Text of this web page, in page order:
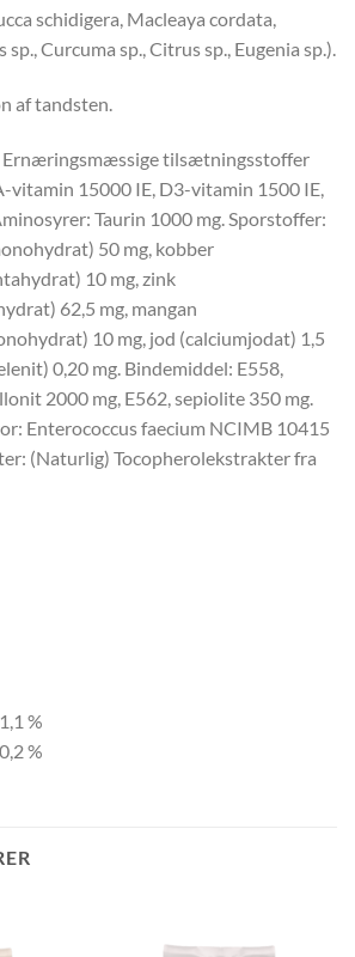
schidigera, Macleaya cordata,
sp., Curcuma sp., Citrus sp., Eugenia sp.).
af tandsten.
Ernæringsmæssige tilsætningsstoffer
vitamin 15000 IE, D3-vitamin 1500 IE,
Taurin 1000 mg. Sporstoffer:
50 mg, kobber
10 mg, zink
62,5 mg, mangan
10 mg, jod (calciumjodat) 1,5
0,20 mg. Bindemiddel: E558,
2000 mg, E562, sepiolite 350 mg.
Enterococcus faecium NCIMB 10415
(Naturlig) Tocopherolekstrakter fra
%
%